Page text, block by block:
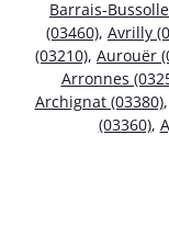
Barrais-
(03460), Avrilly
(03210), Aurouër
Arronnes
Archignat (03380),
(03360),